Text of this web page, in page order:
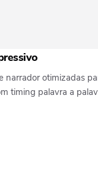
narrador otimizadas
timing palavra a